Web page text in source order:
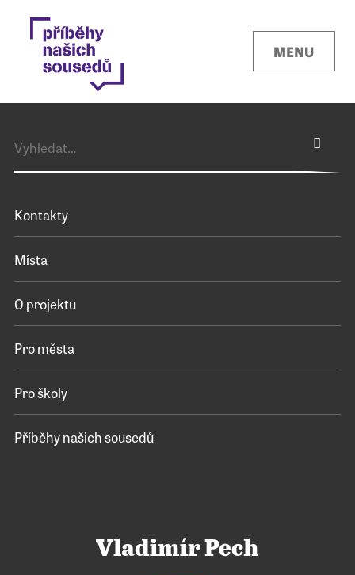
MENU
Kontakty
Místa
O projektu
Pro města
Pro školy
Příběhy našich sousedů
Vladimír Pech